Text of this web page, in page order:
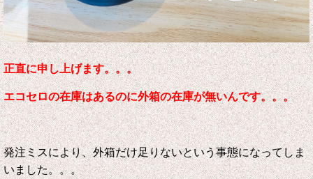
正直に申し上げます。。。
エコセロの在庫はあるのに外箱の在庫が無いんです。。。
発注ミスにより、外箱だけ足りないという事態になってしま
いました。。。